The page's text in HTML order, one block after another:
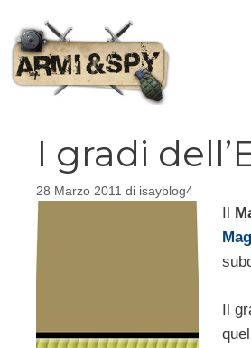
contenuto
I gradi
28 Marzo 2011 di isayblog4
Il
Il